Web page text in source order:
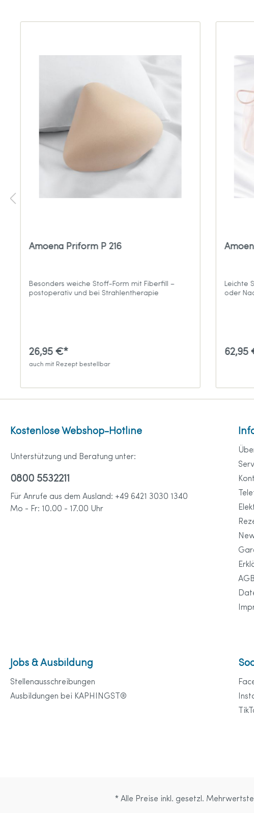
Amoena Priform P 216
Besonders weiche Stoff-Form mit Fiberfill –
postoperativ und bei Strahlentherapie
26,95 €*
auch mit Rezept bestellbar
Leichte
oder
62,95
Kostenlose Webshop-Hotline
Unterstützung und Beratung unter:
0800 5532211
Für Anrufe aus dem Ausland: +49 6421 3030 1340
Mo - Fr: 10.00 - 17.00 Uhr
AGB
Jobs & Ausbildung
Stellenausschreibungen
Ausbildungen bei KAPHINGST®
* Alle Preise inkl. gesetzl.